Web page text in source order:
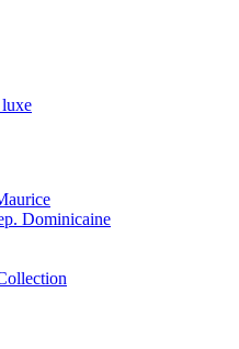
Dominicaine